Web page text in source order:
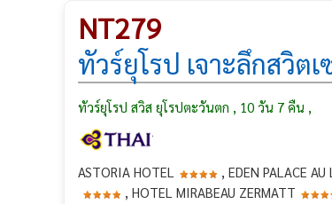
NT279
ทัวร์ยุโรป เจาะลึกสวิต
ทัวร์ยุโรป สวิส ยุโรปตะวันตก , 10 วัน 7 คืน ,
ASTORIA HOTEL , EDEN PALACE
, HOTEL MIRABEAU ZERMATT